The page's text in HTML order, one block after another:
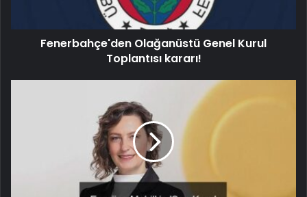
Fenerbahçe'den Olağanüstü Genel Kurul
Toplantısı kararı!